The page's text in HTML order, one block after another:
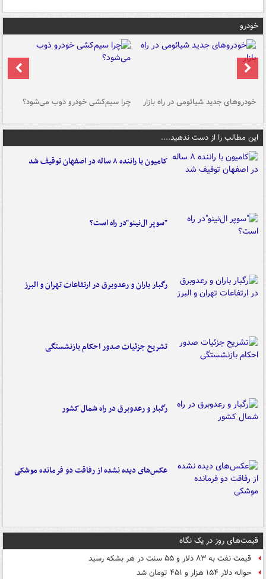
خودرو
خودروهای جدید شیائومی در راه بازار چرا سیم‌کشی خودرو ذوب می‌شود؟
این مطالب را از دست ندهید....
کامیون با راننده ۸ ساله در اصفهان توقیف شد
"سوپر ال‌نینو"در راه است؟
رگبار باران و رعدوبرق در ارتفاعات تهران و البرز
تشریح جزئیات صدور احکام بازنشستگی
رگبار و رعدوبرق در راه شمال کشور
عکس‌های دیده نشده از رفاقت دو فرمانده‌ موشکی
قیمت‌های روز در یک نگاه
قیمت نفت به ۸۳ دلار و ۵۵ سنت در هر بشکه رسید
حواله دلار ۱۵۴ هزار و ۴۵۱ تومان شد